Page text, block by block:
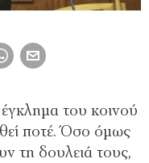
του κοινού
ποτέ. Όσο όμως
τη δουλειά τους,